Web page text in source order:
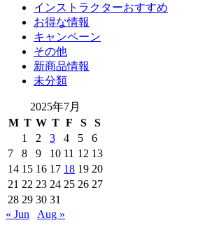
インストラクターおすすめ
お得な情報
キャンペーン
その他
新商品情報
未分類
2025年7月
M T W T F S
S
1
2 3 4 5
6
7
8 9 10 11 12 13
14 15 16 17 18 19 20
21 22 23 24 25 26 27
28 29 30 31
« Jun
Aug »